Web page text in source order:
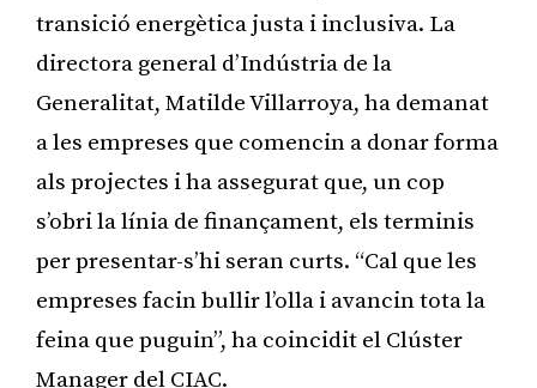
transició energètica justa i inclusiva. La
directora general d’Indústria de la
Generalitat, Matilde Villarroya, ha demanat
a les empreses que comencin a donar forma
als projectes i ha assegurat que, un cop
s’obri la línia de finançament, els terminis
per presentar-s’hi seran curts. “Cal que les
empreses facin bullir l’olla i avancin tota la
feina que puguin”, ha coincidit el Clúster
Manager del CIAC.